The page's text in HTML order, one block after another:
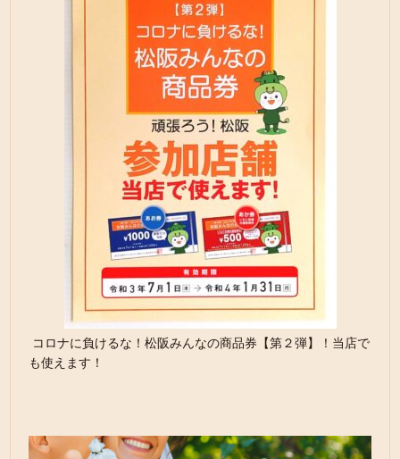
コロナに負けるな！松阪みんなの商品券【第２弾】！当店で
も使えます！